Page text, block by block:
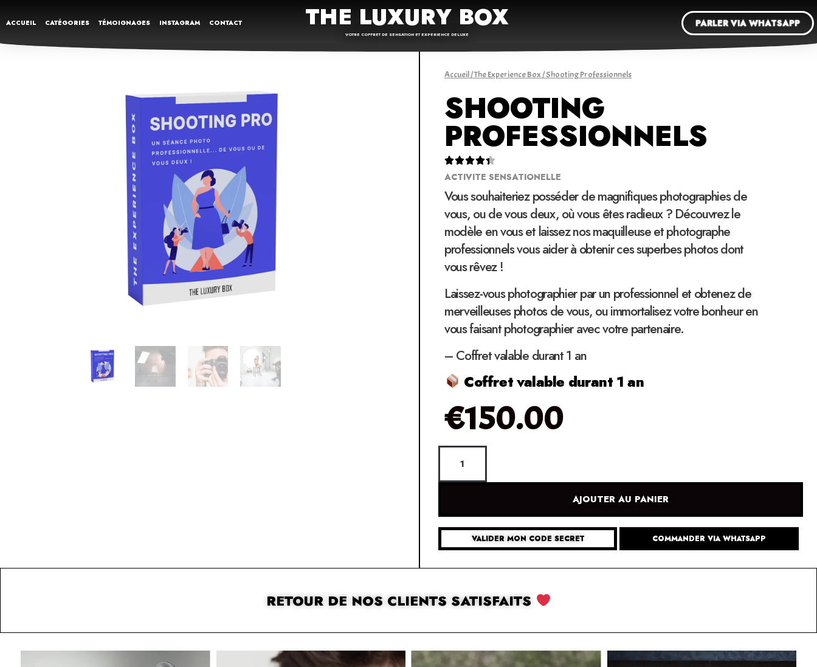
ACCUEIL CATÉGORIES TÉMOIGNAGES INSTAGRAM CONTACT THE LUXURY BOX
VOTRE COFFRET DE SENSATION ET EXPERIENCE DELUXE
PARLER VIA WHATSAPP
Accueil/The Experience Box/ Shooting Professionnels
SHOOTING
PROFESSIONNELS

ACTIVITE SENSATIONELLE
Vous souhaiteriez posséder de magnifiques photographies de
vous, ou de vous deux, où vous êtes radieux ? Découvrez le
modèle en vous et laissez nos maquilleuse et photographe
professionnels vous aider à obtenir ces superbes photos dont
vous rêvez !
Laissez-vous photographier par un professionnel et obtenez de
merveilleuses photos de vous, ou immortalisez votre bonheur en
vous faisant photographier avec votre partenaire.
– Coffret valable durant 1 an
Coffret valable durant 1 an
€150.00
AJOUTER AU PANIER
VALIDER MON CODE SECRET COMMANDER VIA WHATSAPP
RETOUR DE NOS CLIENTS SATISFAITS